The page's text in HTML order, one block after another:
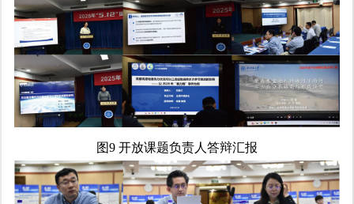
图9 开放课题负责人答辩汇报